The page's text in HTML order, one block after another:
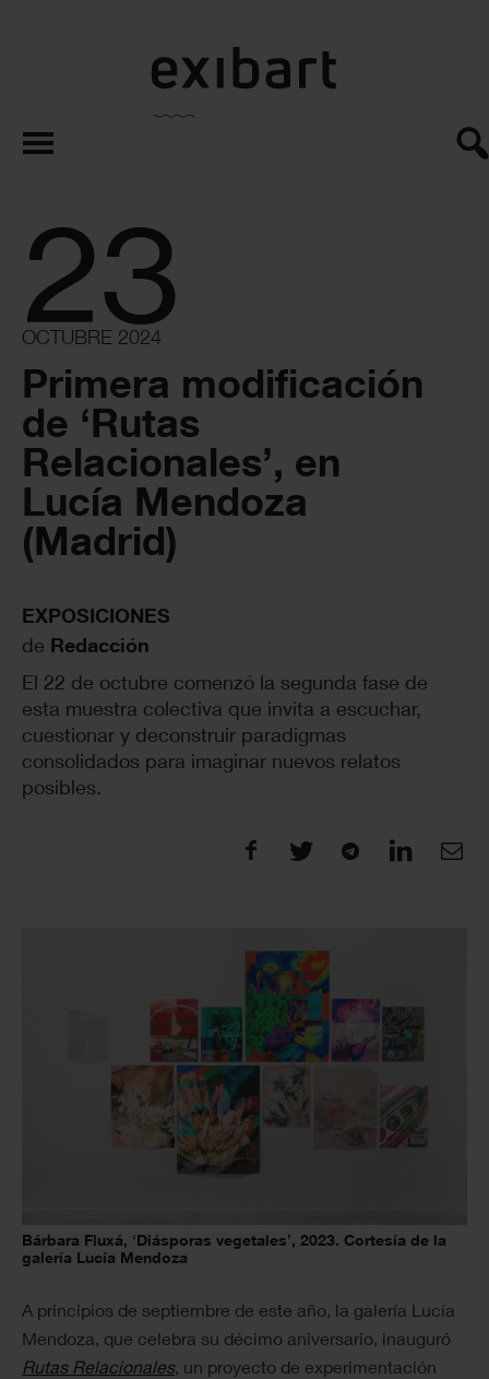
exibart.es
23
OCTUBRE 2024
Primera modificación
de ‘Rutas
Relacionales’, en
Lucía Mendoza
(Madrid)
EXPOSICIONES
de Redacción
El 22 de octubre comenzó la segunda fase de
esta muestra colectiva que invita a escuchar,
cuestionar y deconstruir paradigmas
consolidados para imaginar nuevos relatos
posibles.
Bárbara Fluxá, ‘Diásporas vegetales’, 2023. Cortesía de la
galería Lucía Mendoza
A principios de septiembre de este año, la galería Lucía
Mendoza, que celebra su décimo aniversario, inauguró
Rutas Relacionales, un proyecto de experimentación